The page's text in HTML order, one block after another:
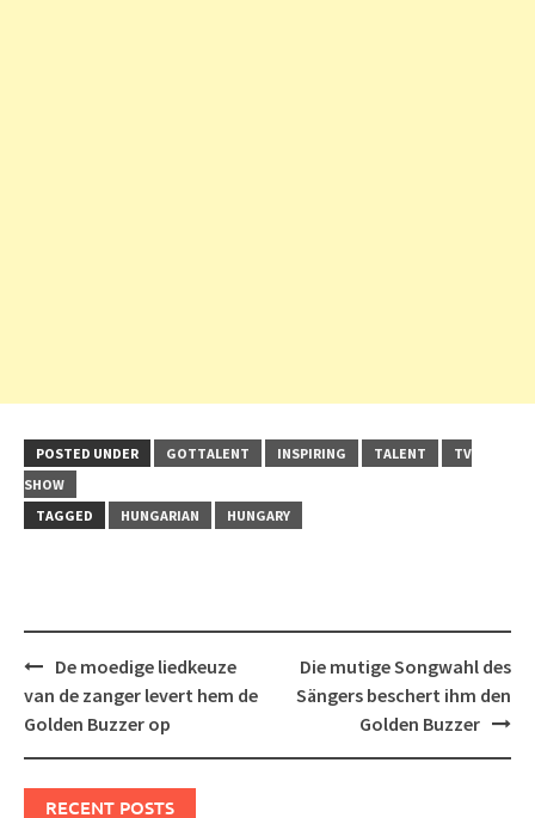
POSTED UNDER GOTTALENT INSPIRING TALENT
TV
SHOW
TAGGED
HUNGARIAN HUNGARY
Post
navigation
De moedige liedkeuze
van de zanger levert hem de
Golden Buzzer op
Die mutige Songwahl des
Sängers beschert ihm den
Golden Buzzer
RECENT POSTS